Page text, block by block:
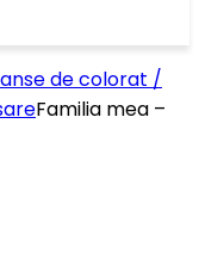
de colorat /
Familia mea –